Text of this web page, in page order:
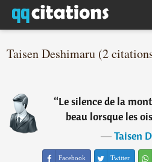
Taisen Deshimaru (2
“Le silence de la
beau lorsque les
―Taisen
Facebook Twitter